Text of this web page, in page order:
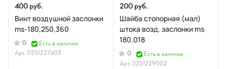
400 руб.
Винт воздушной заслонки
ms-180,250,360
0
Есть в наличии
Арт.11251227403
200 руб.
Шайба стопорная (мал)
штока возд. заслонки ms
180.018
0
Есть в наличии
Арт.11251229002